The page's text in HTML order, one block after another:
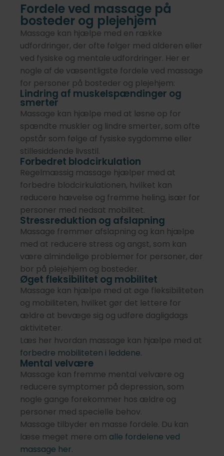
Fordele ved massage på
bosteder og plejehjem
Massage kan hjælpe med en række
udfordringer, der ofte følger med alderen eller
ved fysiske og mentale udfordringer. Her er
nogle af de væsentligste fordele ved massage
for personer på bosteder og plejehjem:
Lindring af muskelspændinger og
smerter
Massage kan hjælpe med at løsne op for
spændte muskler og lindre smerter, som ofte
opstår som følge af fysiske sygdomme eller
stillesiddende livsstil.
Forbedret blodcirkulation
Regelmæssig massage hjælper med at
forbedre blodcirkulationen, hvilket kan
reducere hævelse og fremme heling, især for
personer med nedsat mobilitet.
Stressreduktion og afslapning
Massage fremmer afslapning og kan hjælpe
med at reducere stress og angst, som kan
være almindelige problemer for personer, der
bor på plejehjem og bosteder.
Øget fleksibilitet og mobilitet
Massage kan hjælpe med at øge fleksibiliteten
og mobiliteten, hvilket gør det lettere for
ældre at bevæge sig og udføre dagligdags
aktiviteter.
Læs her hvordan massage kan hjælpe med at
forbedre mobiliteten i leddene.
Mental velvære
Massage kan fremme mental velvære og
reducere symptomer på depression, som
nogle gange forekommer hos ældre og
personer med specielle behov.
Massage tilbyder en masse fordele. Du kan
læse meget mere om alle fordelene ved
massage her.